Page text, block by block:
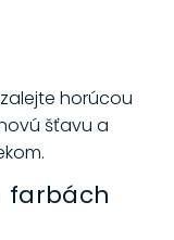
horúcou
šťavu a
farbách